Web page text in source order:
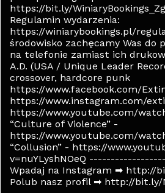
https://bit.ly/
Regulamin wydarzenia:
https://winiarybookings.pl/
środowisko zachęcamy Was do
na telefonie zamiast ich
A.D. (USA / Unique Leader
crossover, hardcore punk
https://www.facebook.com/
https://www.instagram.com/
https://www.youtube.com/
“Culture of Violence” -
https://www.youtube.com/
“Collusion” - https://
v=nuYLyshNOeQ
Wpadaj na Instagram ➡ http://
Polub nasz profil ➡ http://bit.ly/